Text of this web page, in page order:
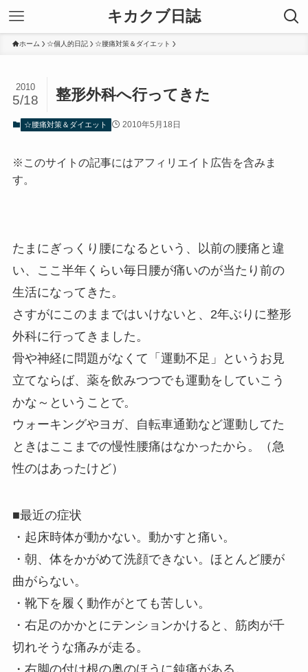
キカクブ日誌
ホーム ☆個人的日記 ☆腰痛対策＆ダイエット
整形外科へ行ってきた
2010
5/18
☆腰痛対策＆ダイエット 2010年5月18日
※このサイトの記事にはアフィリエイト広告を含みま
す。
たまにぎっくり腰になるという、以前の腰痛と違
い、ここ半年くらい毎日腰が痛いのが当たり前の
生活になってきた。
さすがにこのままではいけないと、2年ぶりに整形
外科に行ってきました。
骨や神経に問題がなくて「運動不足」というお見
立てならば、薬を飲みつつでも運動をしていこう
かな～ということで。
ウォーキングやヨガ、自転車通勤など運動してた
ときはここまでの慢性腰痛はなかったから。（急
性のはあったけど）
■最近の症状
・起床時体が動かない。動かすと痛い。
・朝、体をかがめて洗顔できない。ほとんど腰が
曲がらない。
・靴下を履く動作がとても苦しい。
・右足のかかとにテンションかけると、筋肉が千
切れそうな痛みが走る。